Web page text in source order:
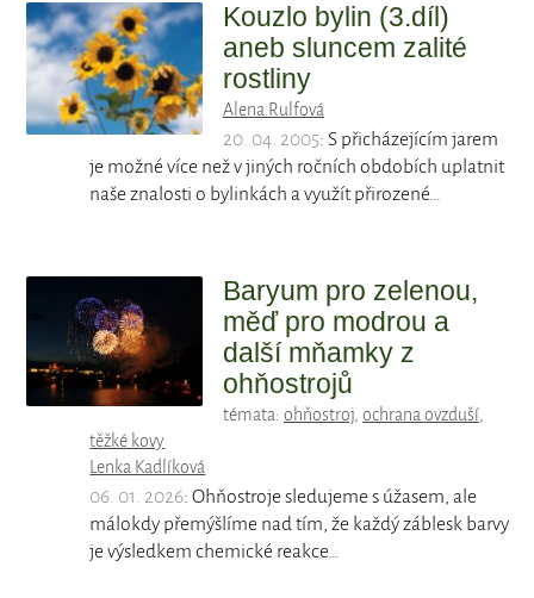
Kouzlo bylin (3.díl)
aneb sluncem zalité
rostliny
Alena Rulfová
20. 04. 2005: S přicházejícím jarem
je možné více než v jiných ročních obdobích uplatnit
naše znalosti o bylinkách a využít přirozené…
Baryum pro zelenou,
měď pro modrou a
další mňamky z
ohňostrojů
témata: ohňostroj, ochrana ovzduší,
těžké kovy
Lenka Kadlíková
06. 01. 2026: Ohňostroje sledujeme s úžasem, ale
málokdy přemýšlíme nad tím, že každý záblesk barvy
je výsledkem chemické reakce…